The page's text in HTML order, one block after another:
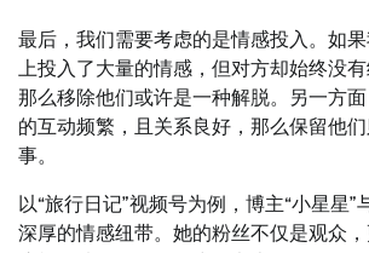
最后，我们需要考虑的是情感投入。如
上投入了大量的情感，但对方却始终没有
那么移除他们或许是一种解脱。另一方
的互动频繁，且关系良好，那么保留他
事。
以“旅行日记”视频号为例，博主“小星星”
深厚的情感纽带。她的粉丝不仅是观众